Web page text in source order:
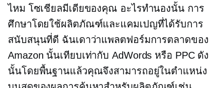
ไหม โซเชียลมีเดียของคุณ อะไรทำนองนั้น การ
ศึกษาโดยใช้ผลิตภัณฑ์และแคมเปญที่ได้รับการ
สนับสนุนที่ดี ฉันเดาว่าแพลตฟอร์มการตลาดของ
Amazon นั้นเทียบเท่ากับ AdWords หรือ PPC ดัง
นั้นโดยพื้นฐานแล้วคุณจึงสามารถอยู่ในตำแหน่ง